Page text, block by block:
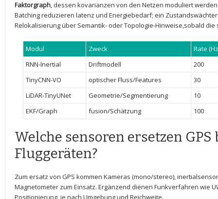
Faktorgraph, dessen kovarianzen von den Netzen moduliert
Batching reduzieren latenz​ und Energiebedarf; ein⁤
Relokalisierung ⁤über Semantik- oder Topologie-Hinweise,sobald
Modul Zweck
Rate
RNN-Inertial
Driftmodell
200
TinyCNN-VO
optischer Fluss/Features
30
LiDAR-TinyUNet
Geometrie/Segmentierung
10
EKF/Graph
fusion/Schätzung 100
Welche ⁣sensoren ersetzen
Fluggeräten?
Zum ersatz von GPS⁤ kommen ⁢Kameras (mono/stereo),
Magnetometer zum Einsatz. Ergänzend dienen ⁣Funkverfahren wie
Positionierung, je nach Umgebung und Reichweite.